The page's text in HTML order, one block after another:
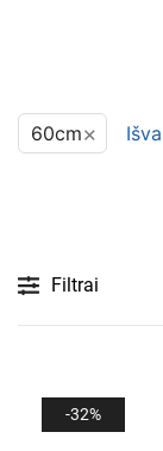
60cm×
Filtrai
-32%